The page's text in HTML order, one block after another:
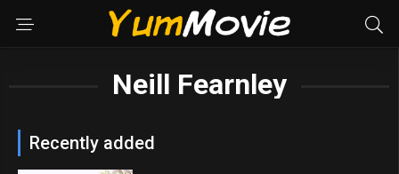
Neill Fearnley
Recently added